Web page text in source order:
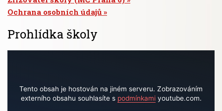
Ochrana osobních údajů
Prohlídka školy
Tento obsah je hostován na jiném serveru. Zobrazováním
externího obsahu souhlasíte s podmínkamiyoutube.com.